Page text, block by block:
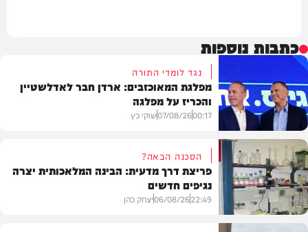
כתבות נוספות
פוליטי
נגד לומדי התורה
מפלגת המאוכזבים: ארדן חבר לאדלשטיין
והכריז על מפלגה
00:17
07/08/26שוקי כץ
הסכנה הבאה?
פריצת דרך מדעית: הבינה המלאכותית יצרה
נגיפים חדשים
22:49
06/08/26יצחק כהן